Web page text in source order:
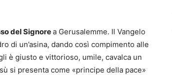
del Signorea Gerusalemme. Il Vangelo
di un’asina, dando così compimento alle
è giusto e vittorioso, umile, cavalca un
si presenta come «principe della pace»